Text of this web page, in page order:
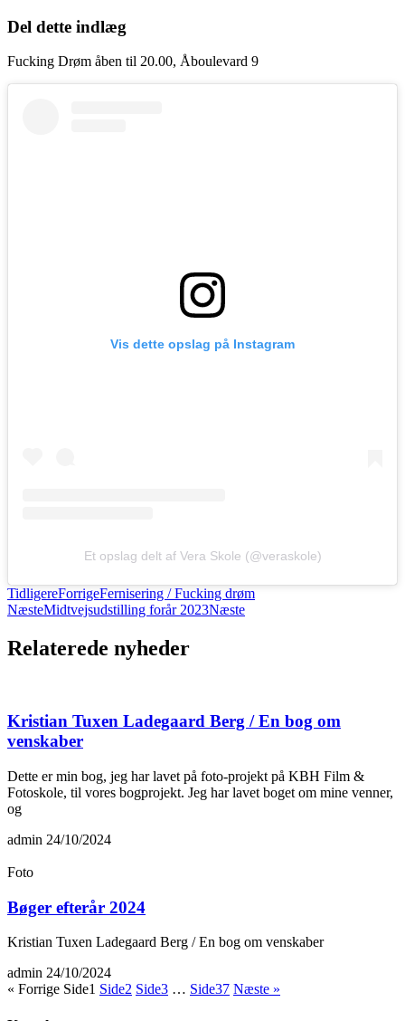
Del dette indlæg
Fucking Drøm åben til 20.00, Åboulevard 9
Vis dette opslag på Instagram
Et opslag delt af Vera Skole (@veraskole)
TidligereForrigeFernisering / Fucking drøm
NæsteMidtvejsudstilling forår 2023Næste
Relaterede nyheder
Kristian Tuxen Ladegaard Berg / En bog om
venskaber
Dette er min bog, jeg har lavet på foto-projekt på KBH Film &
Fotoskole, til vores bogprojekt. Jeg har lavet boget om mine venner,
og
admin 24/10/2024
Foto
Bøger efterår 2024
Kristian Tuxen Ladegaard Berg / En bog om venskaber
admin 24/10/2024
« Forrige Side1 Side2 Side3 … Side37 Næste »